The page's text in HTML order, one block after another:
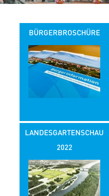
BÜRGERBROSCHÜRE
LANDESGARTENSCHAU
2022